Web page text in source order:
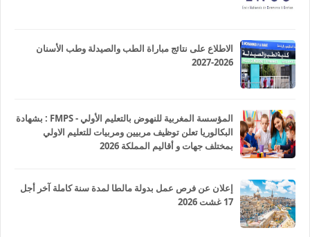
الاطلاع على نتائج مباراة الطب والصيدلة وطب الأسنان
2026-2027
المؤسسة المغربية للنهوض بالتعليم الأولي - FMPS : بشهادة
البكالوريا تعلن توظيف مربيين ومربيات للتعليم الاولي
بمختلف جهات و أقاليم المملكة 2026
إعلان عن فرص عمل بدولة مالطا لمدة سنة كاملة آخر أجل
17 غشت 2026